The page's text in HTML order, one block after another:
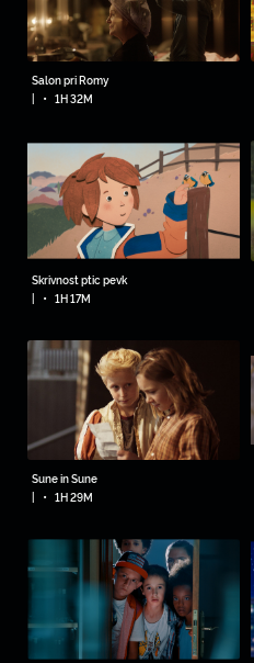
Salon pri Romy
• 1H 32M
Skrivnost ptic pevk
|
• 1H 17M
Sune in Sune
• 1H 29M